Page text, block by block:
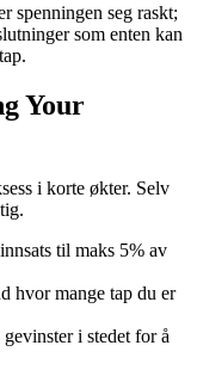
spenningen seg raskt;
som enten kan
Your
i korte økter. Selv
til maks 5% av
hvor mange tap du er
i stedet for å